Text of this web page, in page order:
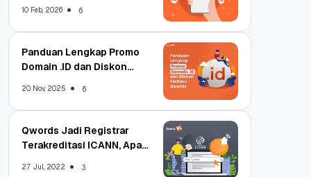
10 Feb, 2026 6
Panduan Lengkap Promo
Domain .ID dan Diskon
20 Nov, 2025 6
Qwords Jadi Registrar
Terakreditasi ICANN, Apa
27 Jul, 2022 3